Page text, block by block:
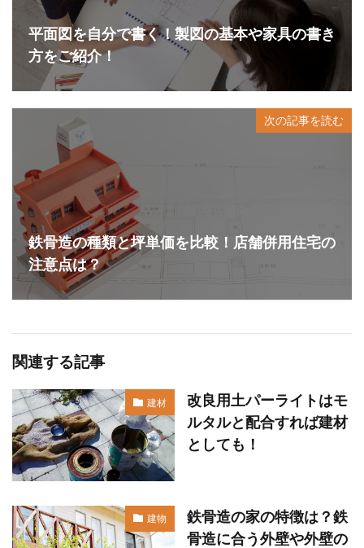
平面図を自分で書く！製図の基本や家具の書き
方をご紹介！
次の記事を読む
鉄骨造の種類と坪単価を比較！店舗併用住宅の
注意点は？
関連する記事
建材
改良用土パーライトはモ
ルタルと配合すれば建材
としても！
建物
鉄骨造の家の特徴は？鉄
骨造に合う外壁や外壁の